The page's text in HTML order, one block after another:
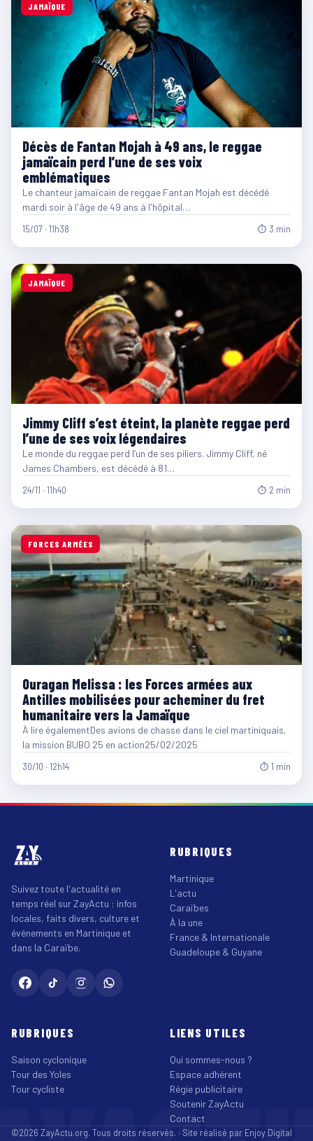
JAMAÏQUE
Décès de Fantan Mojah à 49 ans, le reggae
jamaïcain perd l’une de ses voix
emblématiques
Le chanteur jamaïcain de reggae Fantan Mojah est décédé
mardi soir à l'âge de 49 ans à l'hôpital…
15/07 · 11h38 ⏱ 3 min
JAMAÏQUE
Jimmy Cliff s’est éteint, la planète reggae perd
l’une de ses voix légendaires
Le monde du reggae perd l’un de ses piliers. Jimmy Cliff, né
James Chambers, est décédé à 81…
24/11 · 11h40 ⏱ 2 min
FORCES ARMÉES
Ouragan Melissa : les Forces armées aux
Antilles mobilisées pour acheminer du fret
humanitaire vers la Jamaïque
À lire égalementDes avions de chasse dans le ciel martiniquais,
la mission BUBO 25 en action25/02/2025
30/10 · 12h14 ⏱ 1 min
Suivez toute l'actualité en
temps réel sur ZayActu : infos
locales, faits divers, culture et
événements en Martinique et
dans la Caraïbe.
RUBRIQUES
Martinique
L'actu
Caraïbes
À la une
France & Internationale
Guadeloupe & Guyane
RUBRIQUES
Saison cyclonique
Tour des Yoles
Tour cycliste
LIENS UTILES
Qui sommes-nous ?
Espace adhérent
Régie publicitaire
Soutenir ZayActu
Contact
©2026 ZayActu.org. Tous droits réservés. · Site réalisé par Enjoy Digital